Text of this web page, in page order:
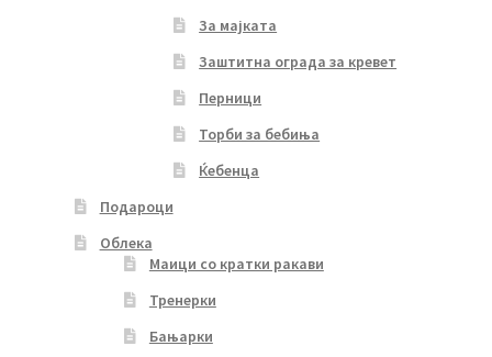
За мајката
Заштитна ограда за кревет
Перници
Торби за бебиња
Ќебенца
Подароци
Облека
Маици со кратки ракави
Тренерки
Бањарки